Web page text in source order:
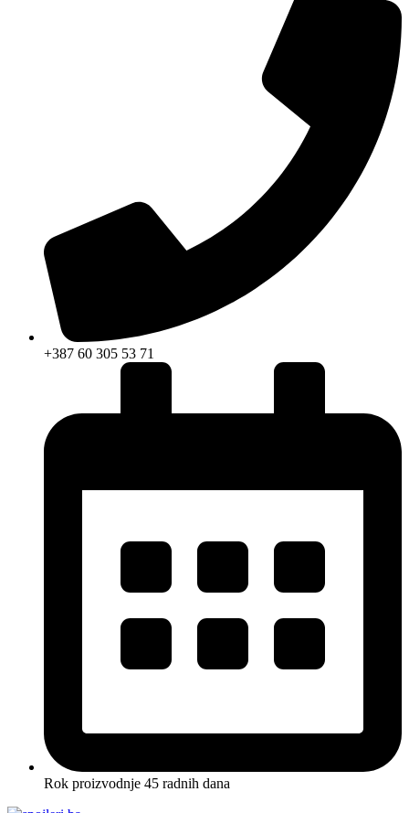
+387 60 305 53 71
Rok proizvodnje 45 radnih dana